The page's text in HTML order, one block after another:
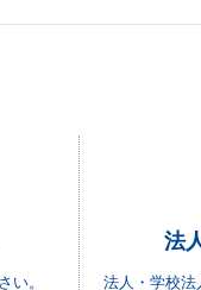
い。
法
法人・学校法